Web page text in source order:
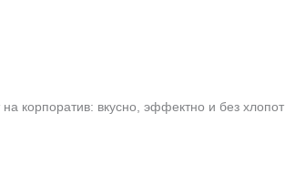
корпоратив: вкусно, эффектно и без хлопот